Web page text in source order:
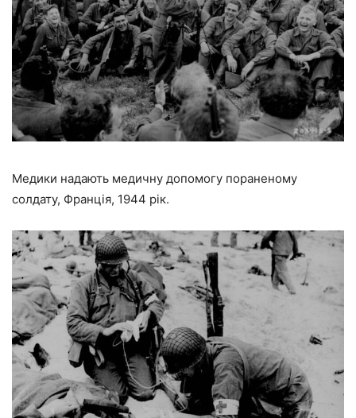
Медики надають медичну допомогу пораненому
солдату, Франція, 1944 рік.